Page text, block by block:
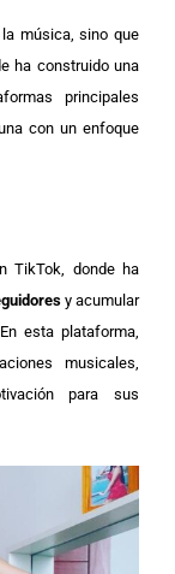
música, sino que
ha construido una
principales
con un enfoque
TikTok, donde ha
y acumular
esta plataforma,
musicales,
para sus